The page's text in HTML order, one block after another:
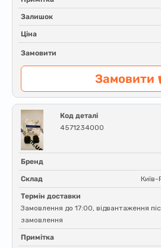
Залишок
Ціна
Замовити
Замовити
Код деталі
4571234000
Бренд
Склад Київ-
Термін доставки
Замовлення до 17:00, відвантаження
замовлення
Примітка